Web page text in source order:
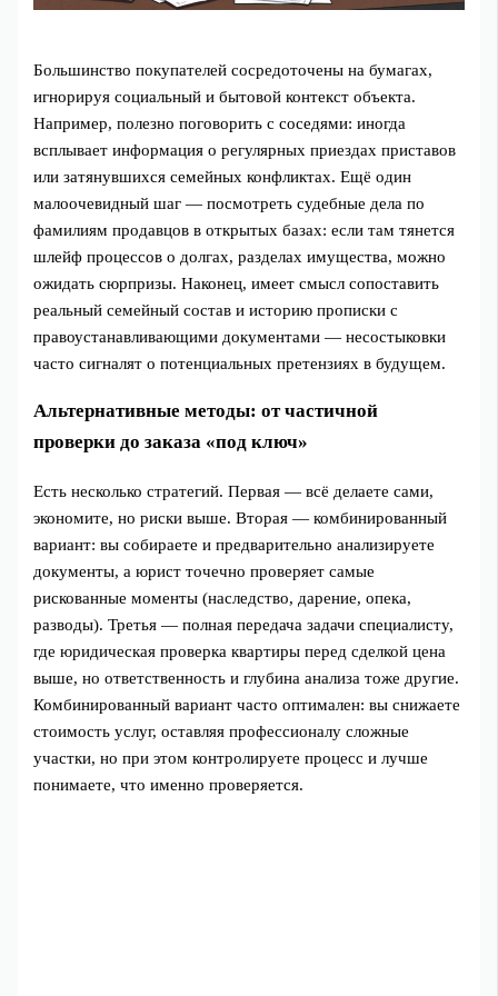
Большинство покупателей сосредоточены на бумагах,
игнорируя социальный и бытовой контекст объекта.
Например, полезно поговорить с соседями: иногда
всплывает информация о регулярных приездах приставов
или затянувшихся семейных конфликтах. Ещё один
малоочевидный шаг — посмотреть судебные дела по
фамилиям продавцов в открытых базах: если там тянется
шлейф процессов о долгах, разделах имущества, можно
ожидать сюрпризы. Наконец, имеет смысл сопоставить
реальный семейный состав и историю прописки с
правоустанавливающими документами — несостыковки
часто сигналят о потенциальных претензиях в будущем.
Альтернативные методы: от частичной
проверки до заказа «под ключ»
Есть несколько стратегий. Первая — всё делаете сами,
экономите, но риски выше. Вторая — комбинированный
вариант: вы собираете и предварительно анализируете
документы, а юрист точечно проверяет самые
рискованные моменты (наследство, дарение, опека,
разводы). Третья — полная передача задачи специалисту,
где юридическая проверка квартиры перед сделкой цена
выше, но ответственность и глубина анализа тоже другие.
Комбинированный вариант часто оптимален: вы снижаете
стоимость услуг, оставляя профессионалу сложные
участки, но при этом контролируете процесс и лучше
понимаете, что именно проверяется.